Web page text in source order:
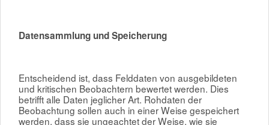
Datensammlung und Speicherung
Entscheidend ist, dass Felddaten von ausgebildeten
und kritischen Beobachtern bewertet werden. Dies
betrifft alle Daten jeglicher Art. Rohdaten der
Beobachtung sollen auch in einer Weise gespeichert
werden, dass sie ungeachtet der Weise, wie sie